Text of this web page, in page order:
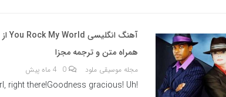
همراه متن و ترجمه مجزا
مجله موسیقی ملود 0 4 ماه پیش
right there!Goodness gracious! Uh!